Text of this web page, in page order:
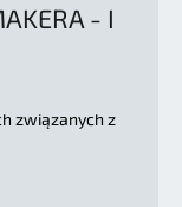
- I
związanych z